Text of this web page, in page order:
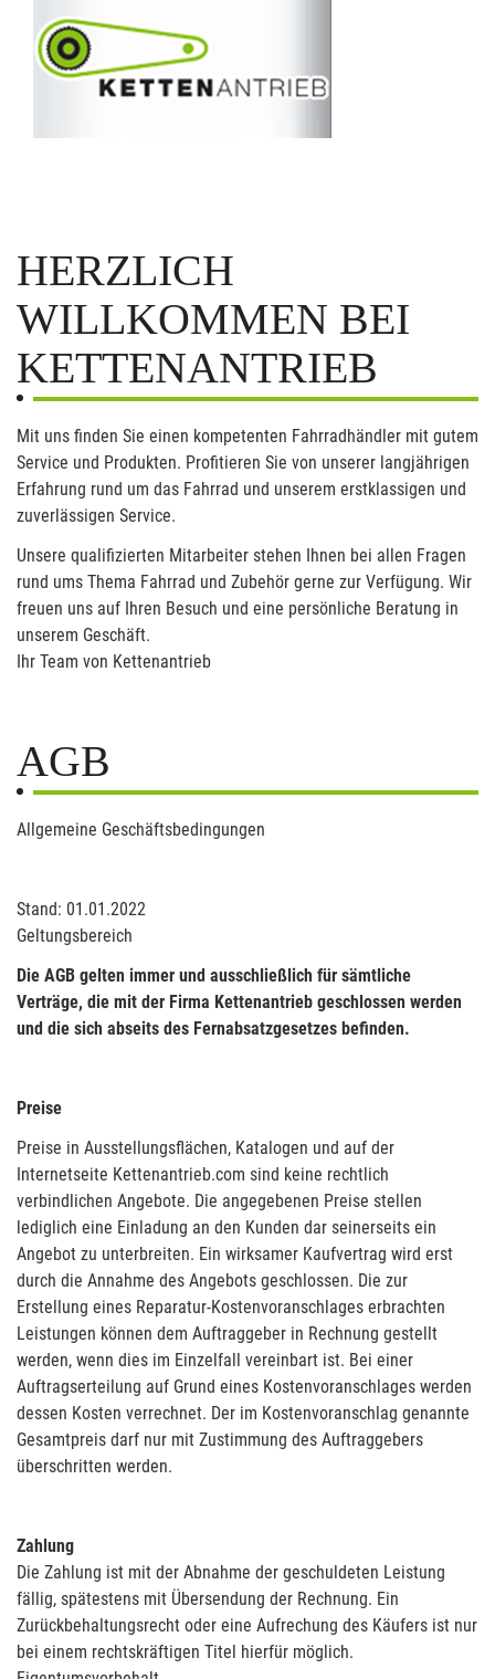
HERZLICH
WILLKOMMEN BEI
KETTENANTRIEB
Mit uns finden Sie einen kompetenten Fahrradhändler mit gutem
Service und Produkten. Profitieren Sie von unserer langjährigen
Erfahrung rund um das Fahrrad und unserem erstklassigen und
zuverlässigen Service.
Unsere qualifizierten Mitarbeiter stehen Ihnen bei allen Fragen
rund ums Thema Fahrrad und Zubehör gerne zur Verfügung. Wir
freuen uns auf Ihren Besuch und eine persönliche Beratung in
unserem Geschäft.
Ihr Team von Kettenantrieb
AGB
Allgemeine Geschäftsbedingungen
Stand: 01.01.2022
Geltungsbereich
Die AGB gelten immer und ausschließlich für sämtliche
Verträge, die mit der Firma Kettenantrieb geschlossen werden
und die sich abseits des Fernabsatzgesetzes befinden.
Preise
Preise in Ausstellungsflächen, Katalogen und auf der
Internetseite Kettenantrieb.com sind keine rechtlich
verbindlichen Angebote. Die angegebenen Preise stellen
lediglich eine Einladung an den Kunden dar seinerseits ein
Angebot zu unterbreiten. Ein wirksamer Kaufvertrag wird erst
durch die Annahme des Angebots geschlossen. Die zur
Erstellung eines Reparatur-Kostenvoranschlages erbrachten
Leistungen können dem Auftraggeber in Rechnung gestellt
werden, wenn dies im Einzelfall vereinbart ist. Bei einer
Auftragserteilung auf Grund eines Kostenvoranschlages werden
dessen Kosten verrechnet. Der im Kostenvoranschlag genannte
Gesamtpreis darf nur mit Zustimmung des Auftraggebers
überschritten werden.
Zahlung
Die Zahlung ist mit der Abnahme der geschuldeten Leistung
fällig, spätestens mit Übersendung der Rechnung. Ein
Zurückbehaltungsrecht oder eine Aufrechung des Käufers ist nur
bei einem rechtskräftigen Titel hierfür möglich.